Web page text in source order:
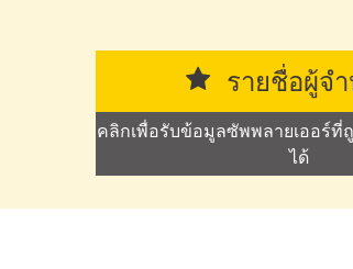
รายชื่อผู้จ
คลิกเพื่อรับข้อมูลซัพพลายเออร์ที่
ได้